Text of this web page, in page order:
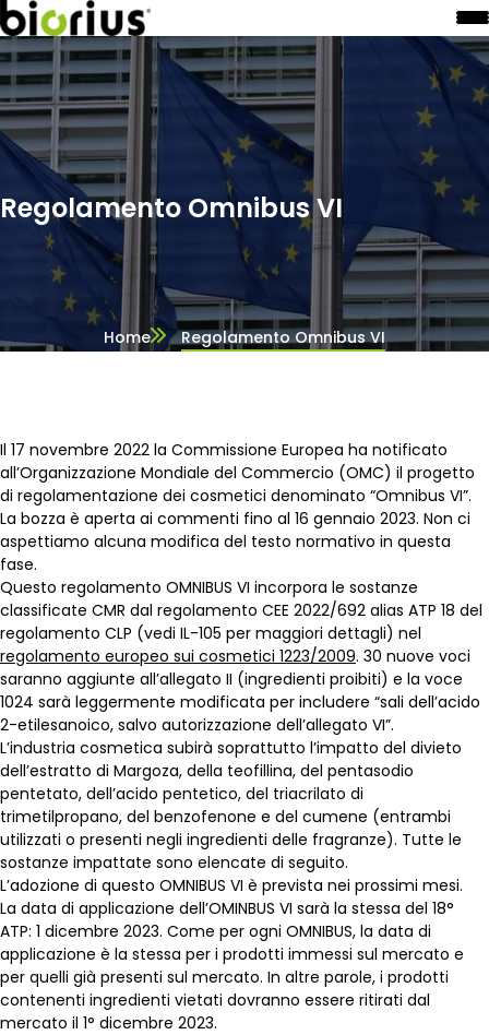
Regolamento Omnibus VI
Home Regolamento Omnibus VI
Il 17 novembre 2022 la Commissione Europea ha notificato
all’Organizzazione Mondiale del Commercio (OMC) il progetto
di regolamentazione dei cosmetici denominato “Omnibus VI”.
La bozza è aperta ai commenti fino al 16 gennaio 2023. Non ci
aspettiamo alcuna modifica del testo normativo in questa
fase.
Questo regolamento OMNIBUS VI incorpora le sostanze
classificate CMR dal regolamento CEE 2022/692 alias ATP 18 del
regolamento CLP (vedi IL-105 per maggiori dettagli) nel
regolamento europeo sui cosmetici 1223/2009. 30 nuove voci
saranno aggiunte all’allegato II (ingredienti proibiti) e la voce
1024 sarà leggermente modificata per includere “sali dell’acido
2-etilesanoico, salvo autorizzazione dell’allegato VI”.
L’industria cosmetica subirà soprattutto l’impatto del divieto
dell’estratto di Margoza, della teofillina, del pentasodio
pentetato, dell’acido pentetico, del triacrilato di
trimetilpropano, del benzofenone e del cumene (entrambi
utilizzati o presenti negli ingredienti delle fragranze). Tutte le
sostanze impattate sono elencate di seguito.
L’adozione di questo OMNIBUS VI è prevista nei prossimi mesi.
La data di applicazione dell’OMINBUS VI sarà la stessa del 18°
ATP: 1 dicembre 2023. Come per ogni OMNIBUS, la data di
applicazione è la stessa per i prodotti immessi sul mercato e
per quelli già presenti sul mercato. In altre parole, i prodotti
contenenti ingredienti vietati dovranno essere ritirati dal
mercato il 1° dicembre 2023.